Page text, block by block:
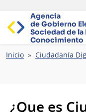
Agencia
de Gobierno
Sociedad de la
Conocimiento
Ruta
Inicio Ciudadanía
¿Que es